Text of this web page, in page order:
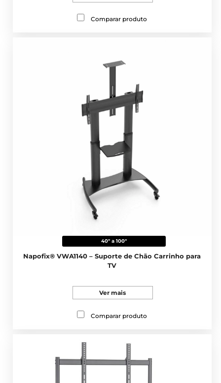
Comparar produto
40" a 100"
Napofix® VWA1140 – Suporte de Chão Carrinho para
TV
Ver mais
Comparar produto